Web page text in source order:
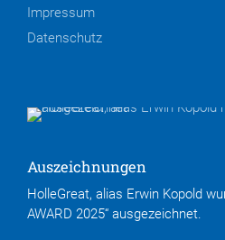
Impressum
Datenschutz
Auszeichnungen
HolleGreat, alias Erwin Kopold
AWARD 2025“ ausgezeichnet.